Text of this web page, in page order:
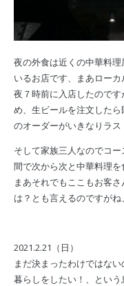
夜の外食は近くの中華料
いるお店です、まあローカ
夜７時前に入店したので
め、生ビールを注文した
のオーダーがいきなりラス
そして家族三人なのでコ
間で次から次と中華料理を
まあそれでもここもお客
は？とも言えるのですがね
2021.2.21（日）
まだ決まったわけではな
暮らしをしたい！、とい